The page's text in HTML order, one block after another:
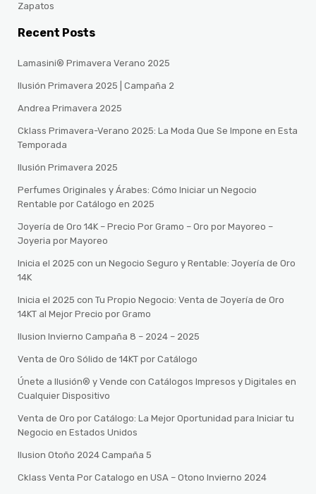
Zapatos
Recent Posts
Lamasini® Primavera Verano 2025
Ilusión Primavera 2025 | Campaña 2
Andrea Primavera 2025
Cklass Primavera-Verano 2025: La Moda Que Se Impone en Esta
Temporada
Ilusión Primavera 2025
Perfumes Originales y Árabes: Cómo Iniciar un Negocio
Rentable por Catálogo en 2025
Joyería de Oro 14K – Precio Por Gramo – Oro por Mayoreo –
Joyeria por Mayoreo
Inicia el 2025 con un Negocio Seguro y Rentable: Joyería de Oro
14K
Inicia el 2025 con Tu Propio Negocio: Venta de Joyería de Oro
14KT al Mejor Precio por Gramo
Ilusion Invierno Campaña 8 – 2024 – 2025
Venta de Oro Sólido de 14KT por Catálogo
Únete a Ilusión® y Vende con Catálogos Impresos y Digitales en
Cualquier Dispositivo
Venta de Oro por Catálogo: La Mejor Oportunidad para Iniciar tu
Negocio en Estados Unidos
Ilusion Otoño 2024 Campaña 5
Cklass Venta Por Catalogo en USA – Otono Invierno 2024